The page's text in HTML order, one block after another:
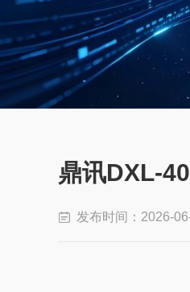
鼎讯DXL-
发布时间：2026-